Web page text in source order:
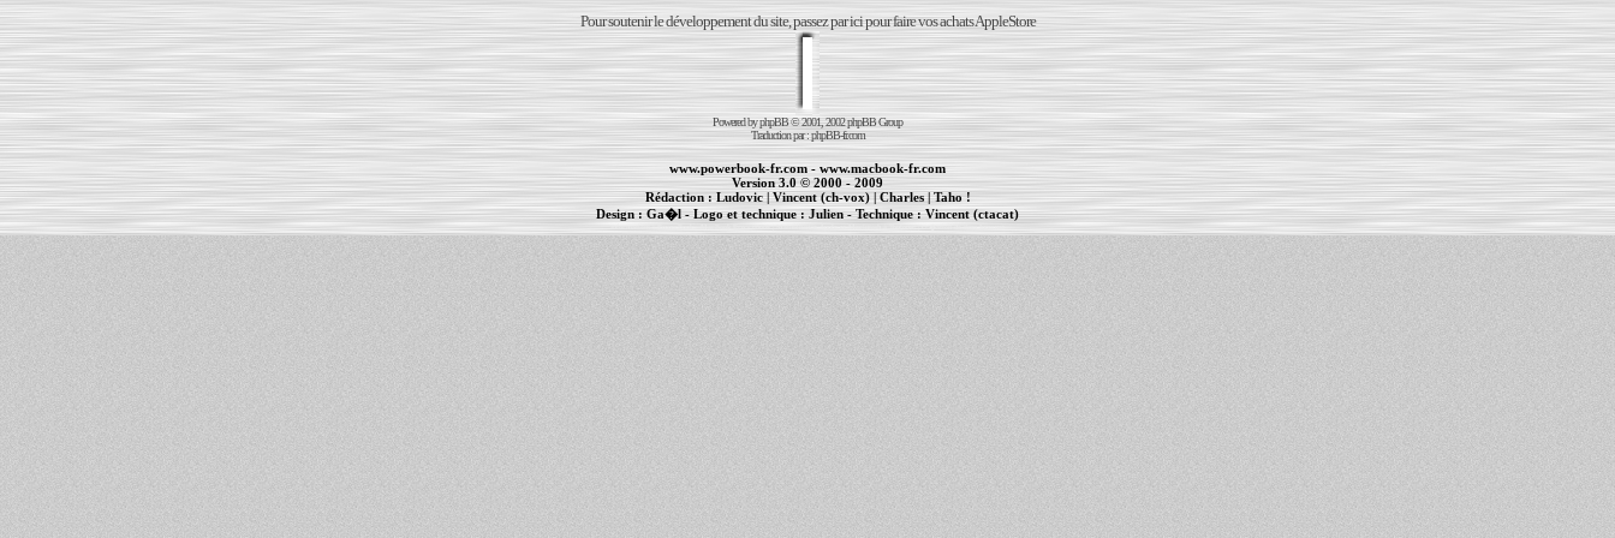
Pour soutenir le développement du site, passez par ici pour faire vos achats AppleStore
Powered byphpBB© 2001, 2002 phpBB Group
Traduction par :phpBB-fr.com
www.powerbook-fr.com - www.macbook-fr.com
Version 3.0 © 2000 - 2009
Rédaction : Ludovic|Vincent (ch-vox)| Charles|Taho !
Design :Ga�l - Logo et technique : Julien - Technique :Vincent (ctacat)
| | cr�ation de sites Internet